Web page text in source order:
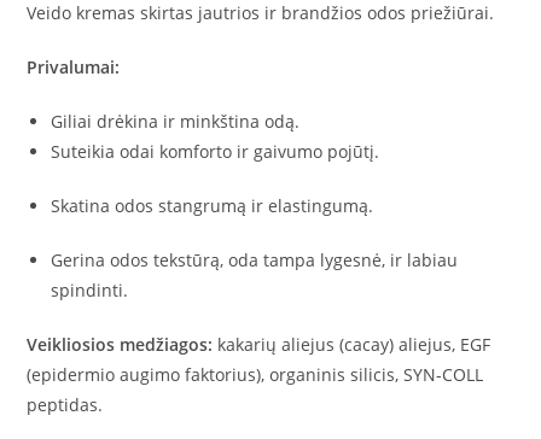
Veido kremas skirtas jautrios ir brandžios odos priežiūrai.
Privalumai:
Giliai drėkina ir minkština odą.
Suteikia odai komforto ir gaivumo pojūtį.
Skatina odos stangrumą ir elastingumą.
Gerina odos tekstūrą, oda tampa lygesnė, ir labiau
spindinti.
Veikliosios medžiagos: kakarių aliejus (cacay) aliejus, EGF
(epidermio augimo faktorius), organinis silicis, SYN-COLL
peptidas.